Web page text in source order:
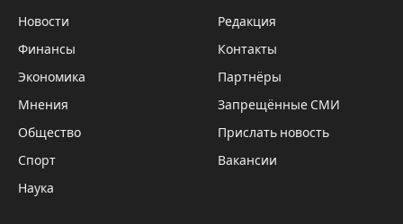
Новости
Финансы
Экономика
Мнения
Общество
Спорт
Наука
Редакция
Контакты
Партнёры
Запрещённые СМИ
Прислать новость
Вакансии